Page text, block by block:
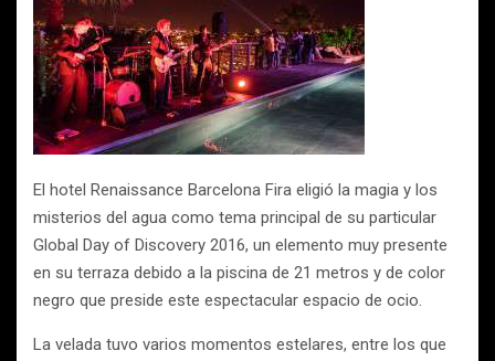
El hotel Renaissance Barcelona Fira eligió la magia y los
misterios del agua como tema principal de su particular
Global Day of Discovery 2016, un elemento muy presente
en su terraza debido a la piscina de 21 metros y de color
negro que preside este espectacular espacio de ocio.
La velada tuvo varios momentos estelares, entre los que